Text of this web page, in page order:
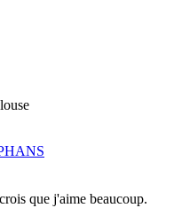
que j'aime beaucoup.